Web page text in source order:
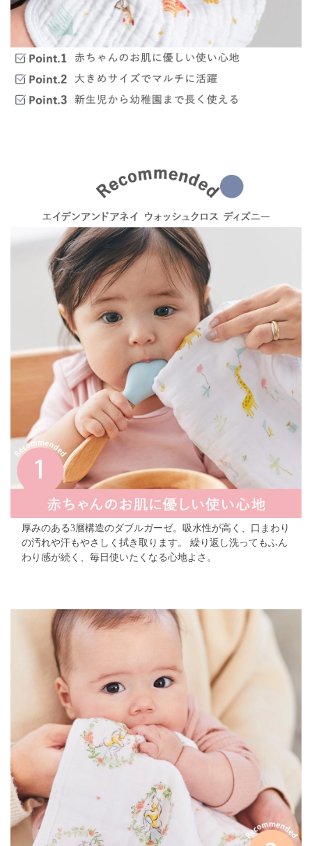
厚みのある3層構造のダブルガーゼ。吸水性が高く、口まわり
の汚れや汗もやさしく拭き取ります。 繰り返し洗ってもふん
わり感が続く、毎日使いたくなる心地よさ。